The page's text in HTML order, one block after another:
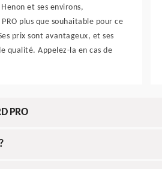
et ses environs,
plus que souhaitable pour ce
prix sont avantageux, et ses
qualité. Appelez-la en cas de
PRO